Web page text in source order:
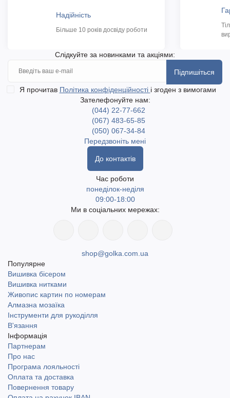
Надійність
Більше 10 років досвіду роботи
Слідкуйте за новинками та акціями:
Підпишіться
Я прочитав Політика конфіденційності і згоден з вимогами
Зателефонуйте нам:
(044) 22-77-662
(067) 483-65-85
(050) 067-34-84
Передзвоніть мені
До контактів
Час роботи
понеділок-неділя
09:00-18:00
Ми в соціальних мережах:
shop@golka.com.ua
Популярне
Вишивка бісером
Вишивка нитками
Живопис картин по номерам
Алмазна мозаїка
Інструменти для рукоділля
В'язання
Інформація
Партнерам
Про нас
Програма лояльності
Оплата та доставка
Повернення товару